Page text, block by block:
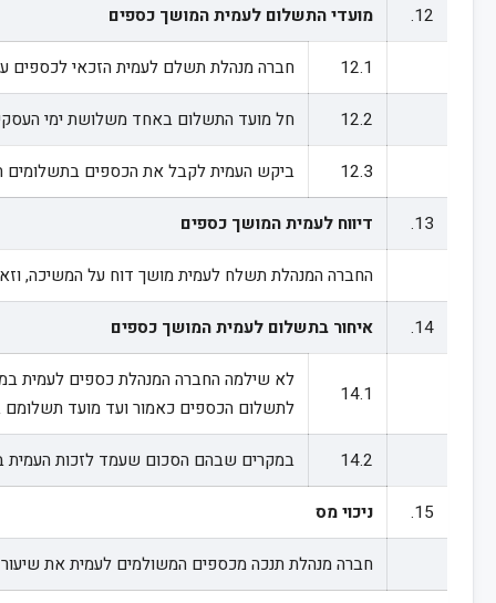
12. מועדי התשלום לעמית המושך כספים
12.1 חברה מנהלת תשלם לעמית הזכאי לכספים
12.2 חל מועד התשלום באחד משלושת ימי
12.3 ביקש העמית לקבל את הכספים בתשלומים
13. דיווח לעמית המושך כספים
החברה המנהלת תשלח לעמית מושך דוח על המשיכה, וזאת תוך 10 ימי עסקים מיום תשלום הכסף לעמית. הדוח יכיל, בין היתר, נתונים לגבי החשבון בקופה שממנו נמשכו הכספים, פרטי החשבון שאליו הועברו הכספים, תאריך
14. איחור בתשלום לעמית המושך כספים
14.1
לתשלום הכספים כאמור ועד מועד
14.2 במקרים שבהם הסכום שעמד לזכות העמית במועד שבו שולמו הכספים בפועל, גבוה
15. ניכוי מס
חברה מנהלת תנכה מכספים המשולמים לעמית את